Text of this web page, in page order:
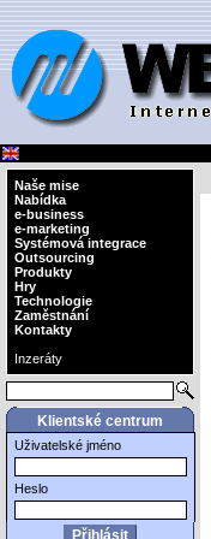
Naše mise
Nabídka
e-business
e-marketing
Systémová integrace
Outsourcing
Produkty
Hry
Technologie
Zaměstnání
Kontakty
Inzeráty
Klientské centrum
Uživatelské jméno
Heslo